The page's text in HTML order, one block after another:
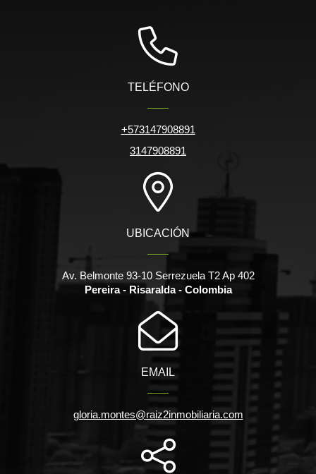
TELÉFONO
+573147908891
3147908891
UBICACIÓN
Av. Belmonte 93-10 Serrezuela T2 Ap 402
Pereira - Risaralda - Colombia
EMAIL
gloria.montes@raiz2inmobiliaria.com